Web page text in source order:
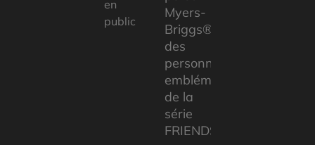
en
public
Myers-
Briggs®
des
personnages
emblématiques
de la
série
FRIENDS